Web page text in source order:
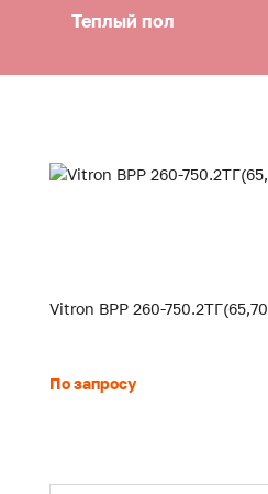
Теплый пол
Vitron ВРР 260-
По запросу